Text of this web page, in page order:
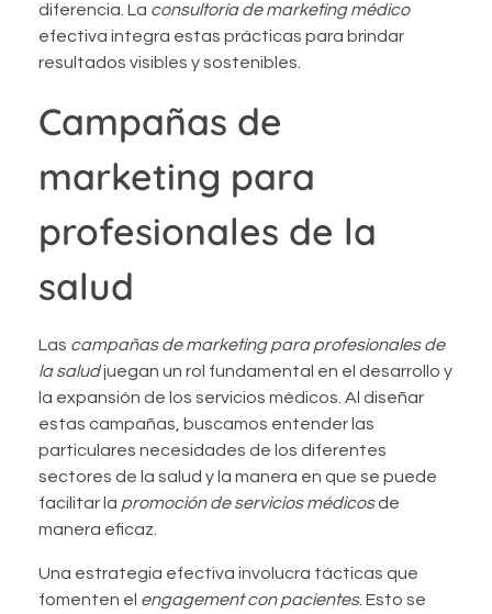
diferencia. La consultoría de marketing médico
efectiva integra estas prácticas para brindar
resultados visibles y sostenibles.
Campañas de
marketing para
profesionales de la
salud
Las campañas de marketing para profesionales de
la saludjuegan un rol fundamental en el desarrollo y
la expansión de los servicios médicos. Al diseñar
estas campañas, buscamos entender las
particulares necesidades de los diferentes
sectores de la salud y la manera en que se puede
facilitar la promoción de servicios médicosde
manera eficaz.
Una estrategia efectiva involucra tácticas que
fomenten el engagement con pacientes. Esto se